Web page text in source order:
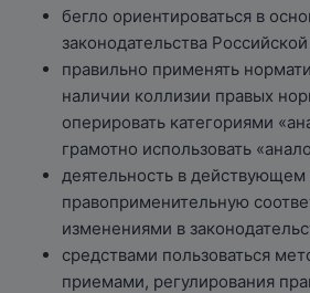
бегло ориентироваться в
законодательства
правильно применять
наличии коллизии правых
оперировать категориями
грамотно использовать
деятельность в действующем
правоприменительную
изменениями в
средствами пользоваться
приемами, регулирования